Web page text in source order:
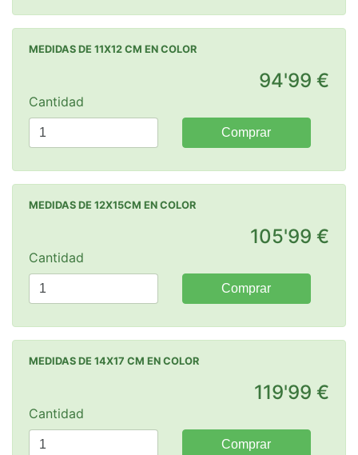
MEDIDAS DE 11X12 CM EN COLOR
94'99 €
Cantidad
Comprar
MEDIDAS DE 12X15CM EN COLOR
105'99 €
Cantidad
Comprar
MEDIDAS DE 14X17 CM EN COLOR
119'99 €
Cantidad
Comprar